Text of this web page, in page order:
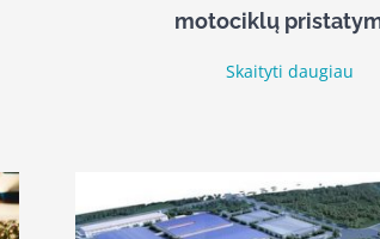
motociklų
Skaityti daugiau